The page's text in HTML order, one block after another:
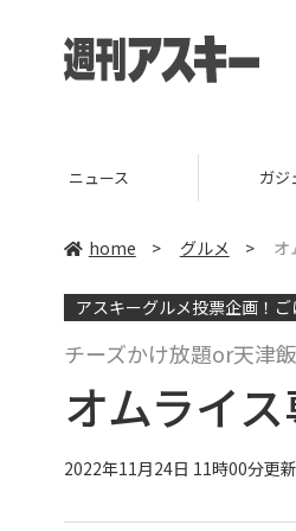
ニュース ガジ
home > グルメ > オ
アスキーグルメ投票企画！
チーズかけ放題or天津
オムライ
2022年11月24日 11時00分更新